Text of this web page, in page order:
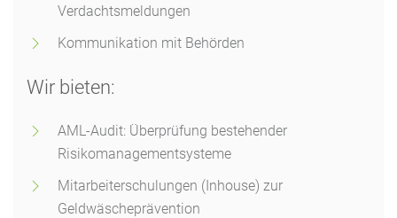
Verdachtsmeldungen
Kommunikation mit Behörden
Wir bieten:
AML-Audit: Überprüfung bestehender
Risikomanagementsysteme
Mitarbeiterschulungen (Inhouse) zur
Geldwäscheprävention